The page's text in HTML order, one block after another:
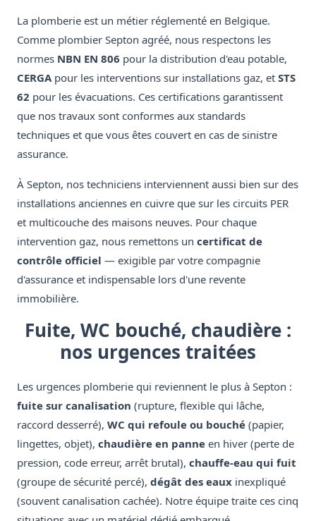
La plomberie est un métier réglementé en Belgique.
Comme plombier Septon agréé, nous respectons les
normes NBN EN 806 pour la distribution d'eau potable,
CERGApour les interventions sur installations gaz, et STS
62 pour les évacuations. Ces certifications garantissent
que nos travaux sont conformes aux standards
techniques et que vous êtes couvert en cas de sinistre
assurance.
À Septon, nos techniciens interviennent aussi bien sur des
installations anciennes en cuivre que sur les circuits PER
et multicouche des maisons neuves. Pour chaque
intervention gaz, nous remettons un certificat de
contrôle officiel — exigible par votre compagnie
d'assurance et indispensable lors d'une revente
immobilière.
Fuite, WC bouché, chaudière :
nos urgences traitées
Les urgences plomberie qui reviennent le plus à Septon :
fuite sur canalisation (rupture, flexible qui lâche,
raccord desserré), WC qui refoule ou bouché (papier,
lingettes, objet), chaudière en panne en hiver (perte de
pression, code erreur, arrêt brutal), chauffe-eau qui fuit
(groupe de sécurité percé), dégât des eaux inexpliqué
(souvent canalisation cachée). Notre équipe traite ces cinq